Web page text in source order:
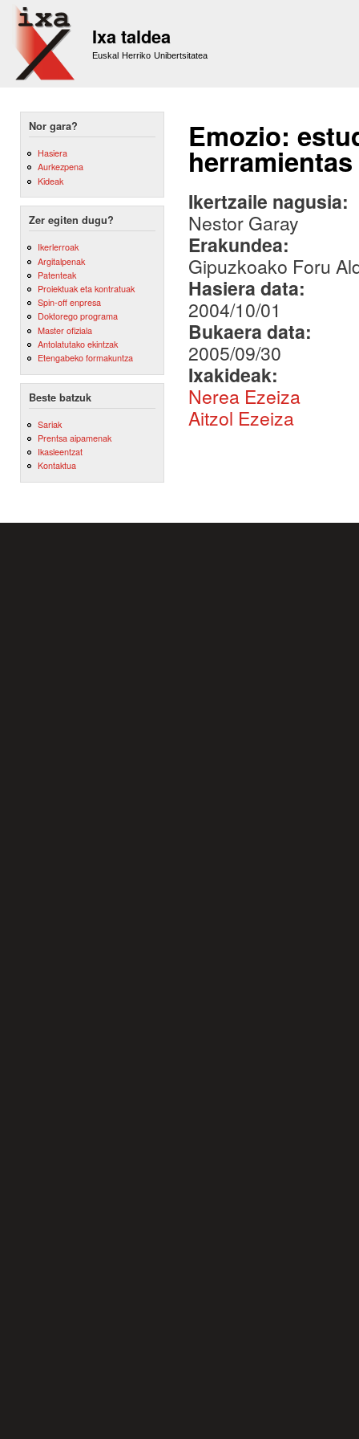
Ixa taldea
Euskal Herriko Unibertsitatea
Nor gara?
Hasiera
Aurkezpena
Kideak
Zer egiten dugu?
Ikerlerroak
Argitalpenak
Patenteak
Proiektuak eta kontratuak
Spin-off enpresa
Doktorego programa
Master ofiziala
Antolatutako ekintzak
Etengabeko formakuntza
Beste batzuk
Sariak
Prentsa aipamenak
Ikasleentzat
Kontaktua
Emozio:
Ikertzaile nagusia:
Nestor Garay
Erakundea:
Gipuzkoako Foru
Hasiera data:
2004/10/01
Bukaera data:
2005/09/30
Ixakideak:
Nerea Ezeiza
Aitzol Ezeiza